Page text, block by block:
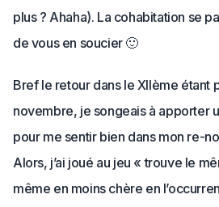
plus ? Ahaha). La cohabitation se
de vous en soucier 🙂
Bref le retour dans le XIIème étant
novembre, je songeais à apporter
pour me sentir bien dans mon re-
Alors, j’ai joué au jeu « trouve le
même en moins chère en